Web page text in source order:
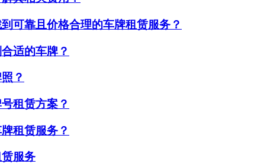
可靠且价格合理的车牌租赁服务？
适的车牌？
？
租赁方案？
租赁服务？
服务